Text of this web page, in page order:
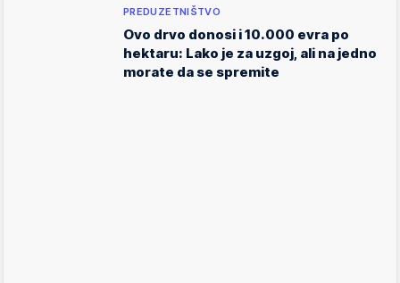
PREDUZETNIŠTVO
Ovo drvo donosi i 10.000 evra po
hektaru: Lako je za uzgoj, ali na jedno
morate da se spremite